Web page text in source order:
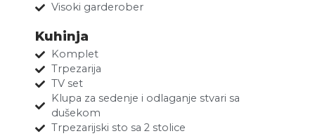
Visoki garderober
Kuhinja
Komplet
Trpezarija
TV set
Klupa za sedenje i odlaganje stvari sa
dušekom
Trpezarijski sto sa 2 stolice